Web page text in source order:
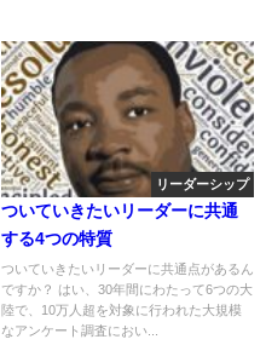
リーダーシップ
ついていきたいリーダーに共通
する4つの特質
ついていきたいリーダーに共通点があるん
ですか？ はい、30年間にわたって6つの大
陸で、10万人超を対象に行われた大規模
なアンケート調査におい...